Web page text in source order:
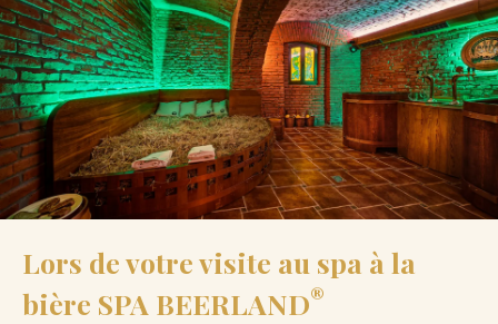
Lors de votre visite au spa à la
bière SPA BEERLAND®